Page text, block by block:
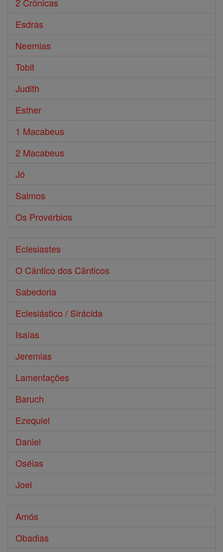
2 Crônicas
Esdras
Neemias
Tobit
Judith
Esther
1 Macabeus
2 Macabeus
Jó
Salmos
Os Provérbios
Eclesiastes
O Cântico dos Cânticos
Sabedoria
Eclesiástico / Sirácida
Isaías
Jeremias
Lamentações
Baruch
Ezequiel
Daniel
Oséias
Joel
Amós
Obadias